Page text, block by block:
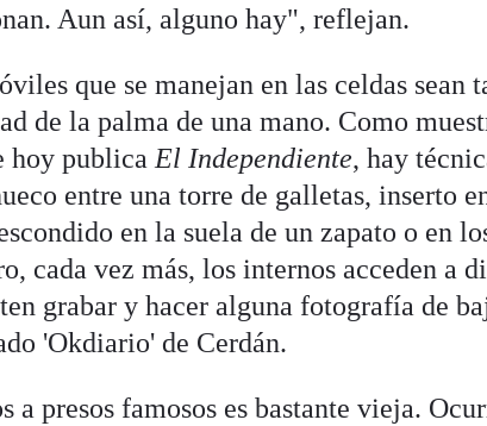
Aun así, alguno hay", reflejan.
que se manejan en las celdas sean
de la palma de una mano. Como
hoy publica El Independiente, hay
entre una torre de galletas, inserto
en la suela de un zapato o en
cada vez más, los internos acceden a
grabar y hacer alguna fotografía de
'Okdiario' de Cerdán.
a presos famosos es bastante vieja.